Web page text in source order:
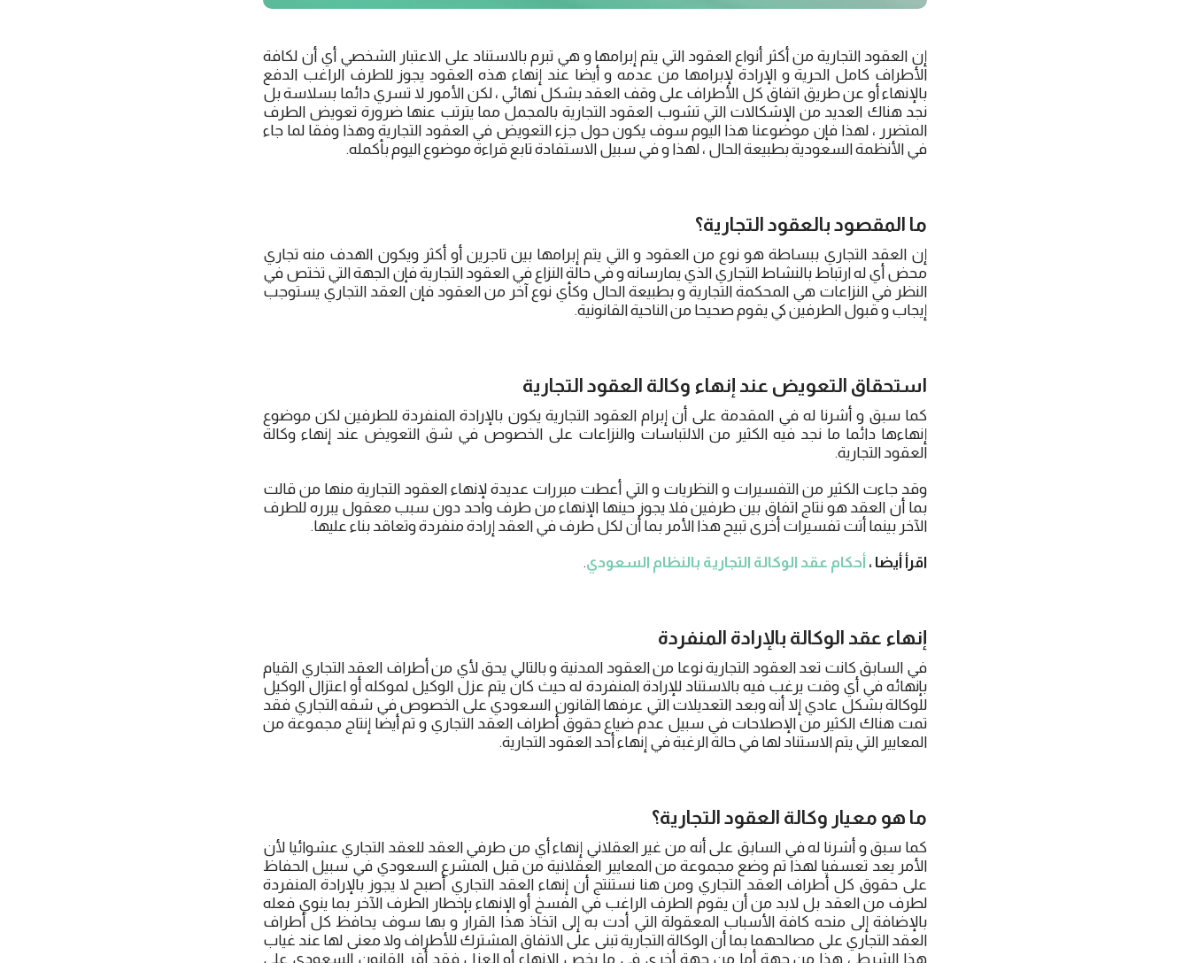
إن العقود التجارية من أكثر أنواع العقود التي يتم إبرامها و هي تبرم بالاستناد على الاعتبار الشخصي أي أن لكافة
الأطراف كامل الحرية و الإرادة لإبرامها من عدمه و أيضا عند إنهاء هذه العقود يجوز للطرف الراغب الدفع
بالإنهاء أو عن طريق اتفاق كل الأطراف على وقف العقد بشكل نهائي ، لكن الأمور لا تسري دائما بسلاسة بل
نجد هناك العديد من الإشكالات التي تشوب العقود التجارية بالمجمل مما يترتب عنها ضرورة تعويض الطرف
المتضرر ، لهذا فإن موضوعنا هذا اليوم سوف يكون حول جزء التعويض في العقود التجارية وهذا وفقا لما جاء
في الأنظمة السعودية بطبيعة الحال ، لهذا و في سبيل الاستفادة تابع قراءة موضوع اليوم بأكمله.
ما المقصود بالعقود التجارية؟
إن العقد التجاري ببساطة هو نوع من العقود و التي يتم إبرامها بين تاجرين أو أكثر ويكون الهدف منه تجاري
محض أي له ارتباط بالنشاط التجاري الذي يمارسانه و في حالة النزاع في العقود التجارية فإن الجهة التي تختص في
النظر في النزاعات هي المحكمة التجارية و بطبيعة الحال وكأي نوع آخر من العقود فإن العقد التجاري يستوجب
إيجاب و قبول الطرفين كي يقوم صحيحا من الناحية القانونية.
استحقاق التعويض عند إنهاء وكالة العقود التجارية
كما سبق و أشرنا له في المقدمة على أن إبرام العقود التجارية يكون بالإرادة المنفردة للطرفين لكن موضوع
إنهاءها دائما ما نجد فيه الكثير من الالتباسات والنزاعات على الخصوص في شق التعويض عند إنهاء وكالة
العقود التجارية.
وقد جاءت الكثير من التفسيرات و النظريات و التي أعطت مبررات عديدة لإنهاء العقود التجارية منها من قالت
بما أن العقد هو نتاج اتفاق بين طرفين فلا يجوز حينها الإنهاء من طرف واحد دون سبب معقول يبرره للطرف
الآخر بينما أتت تفسيرات أخرى تبيح هذا الأمر بما أن لكل طرف في العقد إرادة منفردة وتعاقد بناء عليها.
اقرأ أيضا ، أحكام عقد الوكالة التجارية بالنظام السعودي.
إنهاء عقد الوكالة بالإرادة المنفردة
في السابق كانت تعد العقود التجارية نوعا من العقود المدنية و بالتالي يحق لأي من أطراف العقد التجاري القيام
بإنهائه في أي وقت يرغب فيه بالاستناد للإرادة المنفردة له حيث كان يتم عزل الوكيل لموكله أو اعتزال الوكيل
للوكالة بشكل عادي إلا أنه وبعد التعديلات التي عرفها القانون السعودي على الخصوص في شقه التجاري فقد
تمت هناك الكثير من الإصلاحات في سبيل عدم ضياع حقوق أطراف العقد التجاري و تم أيضا إنتاج مجموعة من
المعايير التي يتم الاستناد لها في حالة الرغبة في إنهاء أحد العقود التجارية.
ما هو معيار وكالة العقود التجارية؟
كما سبق و أشرنا له في السابق على أنه من غير العقلاني إنهاء أي من طرفي العقد للعقد التجاري عشوائيا لأن
الأمر يعد تعسفيا لهذا تم وضع مجموعة من المعايير العقلانية من قبل المشرع السعودي في سبيل الحفاظ
على حقوق كل أطراف العقد التجاري ومن هنا نستنتج أن إنهاء العقد التجاري أصبح لا يجوز بالإرادة المنفردة
لطرف من العقد بل لابد من أن يقوم الطرف الراغب في الفسخ أو الإنهاء بإخطار الطرف الآخر بما ينوي فعله
بالإضافة إلى منحه كافة الأسباب المعقولة التي أدت به إلى اتخاذ هذا القرار و بها سوف يحافظ كل أطراف
العقد التجاري على مصالحهما بما أن الوكالة التجارية تبنى على الاتفاق المشترك للأطراف ولا معنى لها عند غياب
هذا الشرط ، هذا من جهة أما من جهة أخرى في ما يخص الإنهاء أو العزل فقد أقر القانون السعودي على